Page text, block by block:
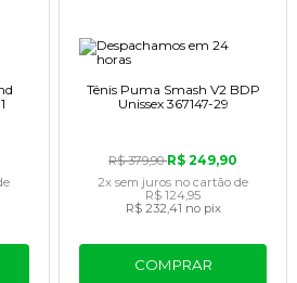
Tênis Puma Smash V2 BDP
Unissex 367147-29
R$ 379,90R$ 249,90
2x sem juros no cartão de
R$ 124,95
R$ 232,41 no pix
COMPRAR